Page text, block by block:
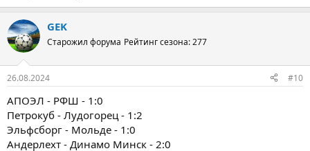
GEK
Старожил форума Рейтинг сезона: 277
26.08.2024 #10
АПОЭЛ - РФШ - 1:0
Петрокуб - Лудогорец - 1:2
Эльфсборг - Мольде - 1:0
Андерлехт - Динамо Минск - 2:0